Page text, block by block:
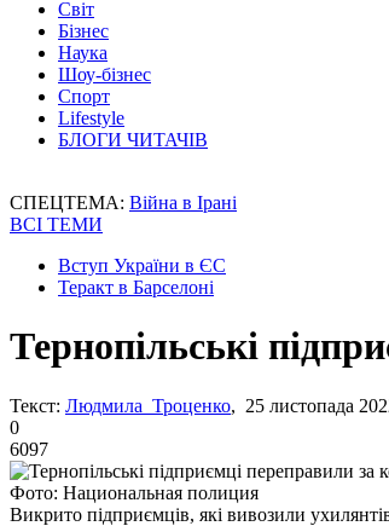
Світ
Бізнес
Наука
Шоу-бізнес
Спорт
Lifestyle
БЛОГИ ЧИТАЧІВ
СПЕЦТЕМА: Війна в Ірані
ВСІ ТЕМИ
Вступ України в ЄС
Теракт в Барселоні
Тернопільські
Текст: Людмила Троценко, 25 листопада
0
6097
Фото: Национальная полиция
Викрито підприємців, які вивозили